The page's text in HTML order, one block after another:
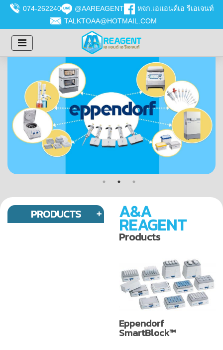
074-262240 @AAREAGENT
หจก.เอแอนด์เอ รีเอเจนท์
TALKTOAA@HOTMAIL.COM
PRODUCTS A&A
REAGENT
Products
Eppendorf
SmartBlock™